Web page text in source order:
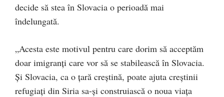
decide să stea în Slovacia o perioadă mai
îndelungată.
„Acesta este motivul pentru care dorim să acceptăm
doar imigranți care vor să se stabilească în Slovacia.
Și Slovacia, ca o țară creștină, poate ajuta creștinii
refugiați din Siria sa-și construiască o noua viața